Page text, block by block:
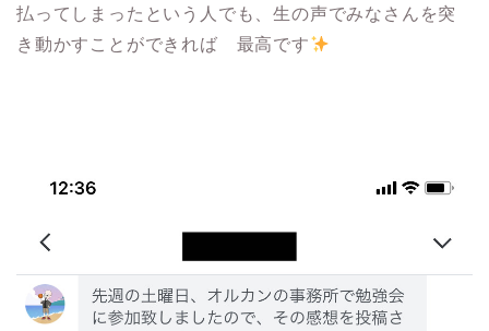
払ってしまったという人でも、生の声でみなさんを突
き動かすことができれば 最高です